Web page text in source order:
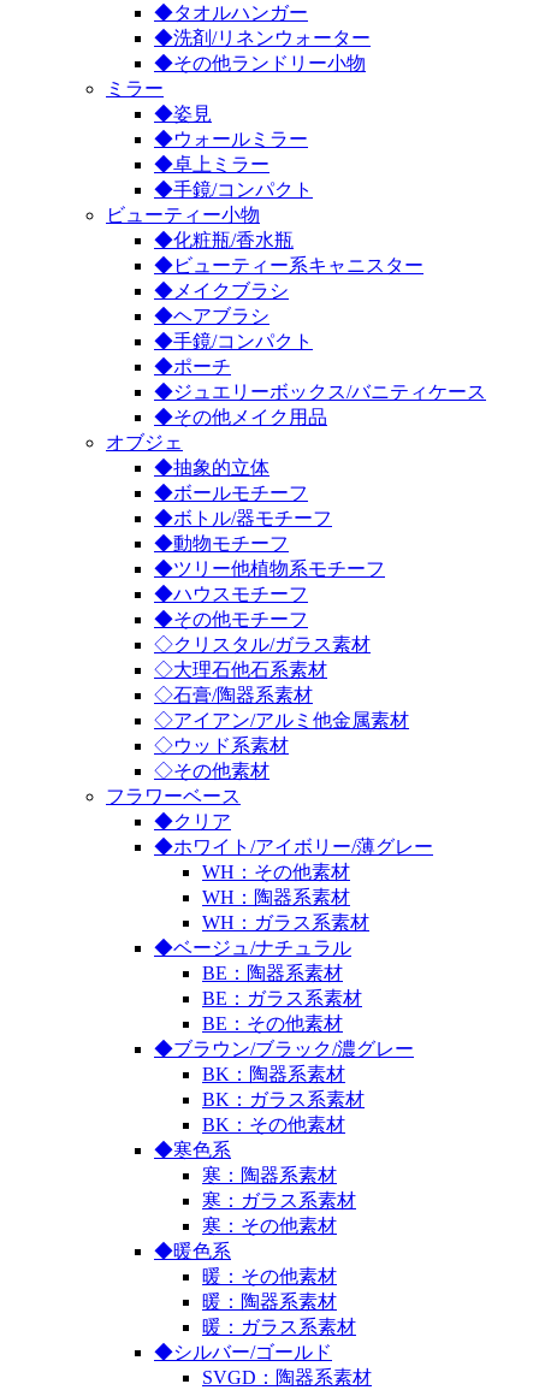
◆タオルハンガー
◆洗剤/リネンウォーター
◆その他ランドリー小物
ミラー
◆姿見
◆ウォールミラー
◆卓上ミラー
◆手鏡/コンパクト
ビューティー小物
◆化粧瓶/香水瓶
◆ビューティー系キャニスター
◆メイクブラシ
◆ヘアブラシ
◆手鏡/コンパクト
◆ポーチ
◆ジュエリーボックス/バニティケース
◆その他メイク用品
オブジェ
◆抽象的立体
◆ボールモチーフ
◆ボトル/器モチーフ
◆動物モチーフ
◆ツリー他植物系モチーフ
◆ハウスモチーフ
◆その他モチーフ
◇クリスタル/ガラス素材
◇大理石他石系素材
◇石膏/陶器系素材
◇アイアン/アルミ他金属素材
◇ウッド系素材
◇その他素材
フラワーベース
◆クリア
◆ホワイト/アイボリー/薄グレー
WH：その他素材
WH：陶器系素材
WH：ガラス系素材
◆ベージュ/ナチュラル
BE：陶器系素材
BE：ガラス系素材
BE：その他素材
◆ブラウン/ブラック/濃グレー
BK：陶器系素材
BK：ガラス系素材
BK：その他素材
◆寒色系
寒：陶器系素材
寒：ガラス系素材
寒：その他素材
◆暖色系
暖：その他素材
暖：陶器系素材
暖：ガラス系素材
◆シルバー/ゴールド
SVGD：陶器系素材